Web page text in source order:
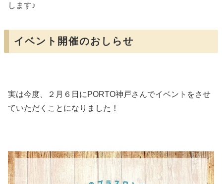
します♪
イベント開催のおしらせ
実は今度、２月６日にPORTO神戸さんでイベントをさせ
ていただくことになりました！